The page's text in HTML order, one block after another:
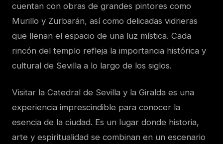
cuentan con obras de grandes pintores como
Murillo y Zurbarán, así como delicadas vidrieras
que llenan el espacio de una luz mística. Cada
rincón del templo refleja la importancia histórica y
cultural de Sevilla a lo largo de los siglos.
Visitar la Catedral de Sevilla y la Giralda es una
experiencia imprescindible para conocer la
esencia de la ciudad. Es un lugar donde historia,
arte y espiritualidad se combinan en un escenario